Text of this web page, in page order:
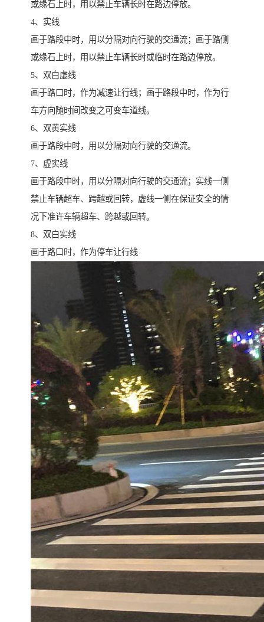
或缘石上时，用以禁止车辆长时在路边停放。
4、实线
画于路段中时，用以分隔对向行驶的交通流；画于路侧
或缘石上时，用以禁止车辆长时或临时在路边停放。
5、双白虚线
画于路口时，作为减速让行线；画于路段中时，作为行
车方向随时间改变之可变车道线。
6、双黄实线
画于路段中时，用以分隔对向行驶的交通流。
7、虚实线
画于路段中时，用以分隔对向行驶的交通流；实线一侧
禁止车辆超车、跨越或回转，虚线一侧在保证安全的情
况下准许车辆超车、跨越或回转。
8、双白实线
画于路口时，作为停车让行线